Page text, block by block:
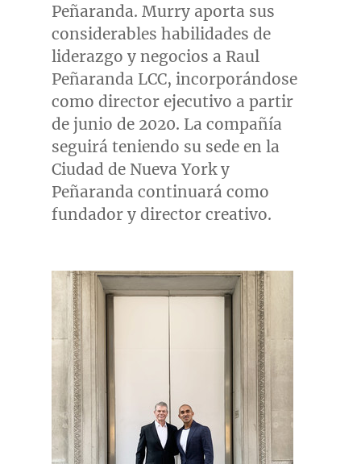
Peñaranda. Murry aporta sus
considerables habilidades de
liderazgo y negocios a Raul
Peñaranda LCC, incorporándose
como director ejecutivo a partir
de junio de 2020. La compañía
seguirá teniendo su sede en la
Ciudad de Nueva Yorky
Peñaranda continuará como
fundador y director creativo.